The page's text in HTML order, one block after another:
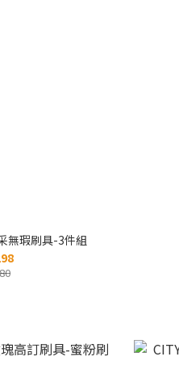
無瑕刷具-3件組